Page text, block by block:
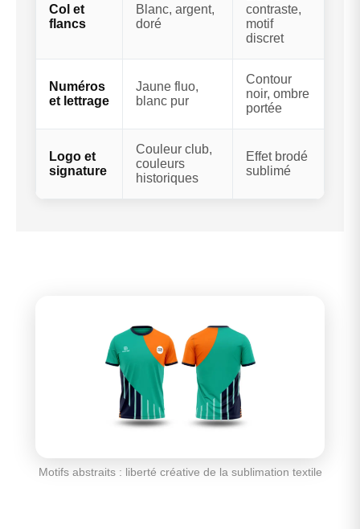
Col et
flancs
Blanc, argent,
doré
contraste,
motif
discret
Numéros
et lettrage
Jaune fluo,
blanc pur
Contour
noir, ombre
portée
Logo et
signature
Couleur club,
couleurs
historiques
Effet brodé
sublimé
Motifs abstraits : liberté créative de la sublimation textile